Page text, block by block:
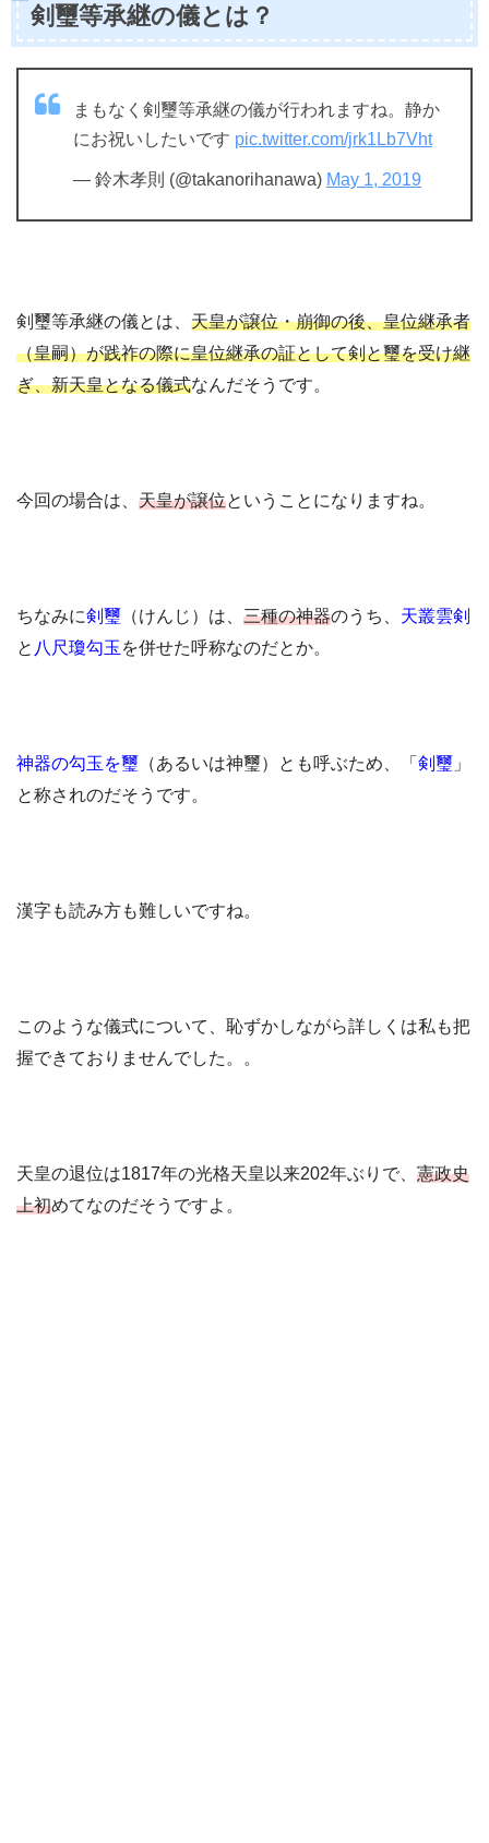
剣璽等承継の儀とは？
まもなく剣璽等承継の儀が行われますね。静か
にお祝いしたいです pic.twitter.com/jrk1Lb7Vht
— 鈴木孝則 (@takanorihanawa) May 1, 2019
剣璽等承継の儀とは、 天皇が譲位・崩御の後、皇位継承者
（皇嗣）が践祚の際に皇位継承の証として剣と璽を受け継
ぎ、新天皇となる儀式なんだそうです。
今回の場合は、 天皇が譲位ということになりますね。
ちなみに剣璽 （けんじ）は、 三種の神器のうち、 天叢雲剣
と 八尺瓊勾玉 を併せた呼称なのだとか。
神器の勾玉を璽 （あるいは神璽）とも呼ぶため、「 剣璽 」
と称されのだそうです。
漢字も読み方も難しいですね。
このような儀式について、恥ずかしながら詳しくは私も把
握できておりませんでした。。
天皇の退位は1817年の光格天皇以来202年ぶりで、 憲政史
上初めてなのだそうですよ。